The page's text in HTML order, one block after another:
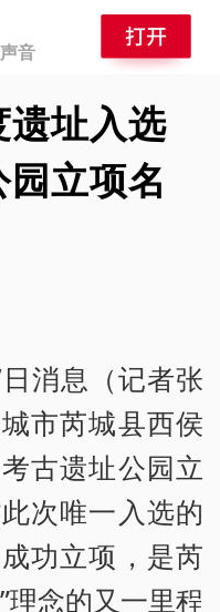
音
址入选
立项名
消息（记者张
市芮城县西侯
古遗址公园立
次唯一入选的
功立项，是芮
理念的又一里程